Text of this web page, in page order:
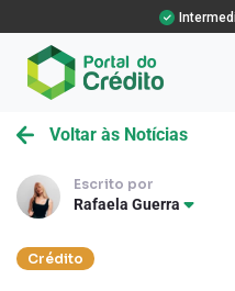
Voltar às Notícias
Escrito por
Rafaela Guerra
Crédito